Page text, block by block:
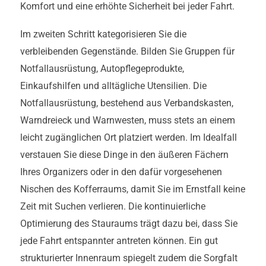
Komfort und eine erhöhte Sicherheit bei jeder Fahrt.
Im zweiten Schritt kategorisieren Sie die
verbleibenden Gegenstände. Bilden Sie Gruppen für
Notfallausrüstung, Autopflegeprodukte,
Einkaufshilfen und alltägliche Utensilien. Die
Notfallausrüstung, bestehend aus Verbandskasten,
Warndreieck und Warnwesten, muss stets an einem
leicht zugänglichen Ort platziert werden. Im Idealfall
verstauen Sie diese Dinge in den äußeren Fächern
Ihres Organizers oder in den dafür vorgesehenen
Nischen des Kofferraums, damit Sie im Ernstfall keine
Zeit mit Suchen verlieren. Die kontinuierliche
Optimierung des Stauraums trägt dazu bei, dass Sie
jede Fahrt entspannter antreten können. Ein gut
strukturierter Innenraum spiegelt zudem die Sorgfalt